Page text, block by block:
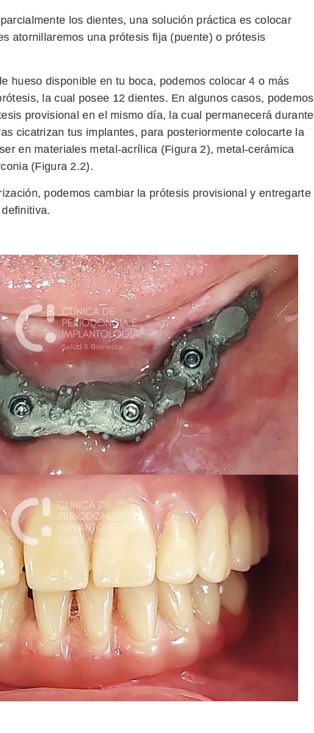
los dientes, una solución práctica es colocar
atornillaremos una prótesis fija (puente) o prótesis
hueso disponible en tu boca, podemos colocar 4 o más
la cual posee 12 dientes. En algunos casos, podemos
provisional en el mismo día, la cual permanecerá durante
cicatrizan tus implantes, para posteriormente colocarte la
en materiales metal-acrílica (Figura 2), metal-cerámica
(Figura 2.2).
podemos cambiar la prótesis provisional y entregarte